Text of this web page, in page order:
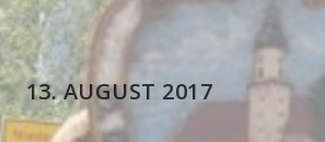
13. AUGUST 2017